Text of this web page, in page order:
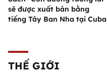
sẽ được xuất bản bằng
tiếng Tây Ban Nha tại Cuba
THẾ GIỚI